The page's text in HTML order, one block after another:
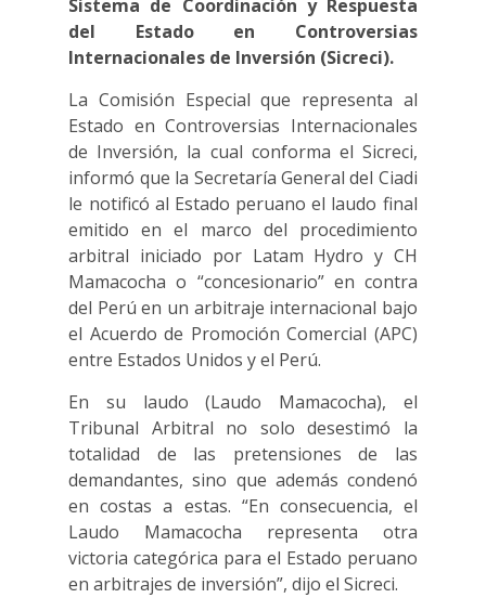
Sistema de Coordinación y Respuesta
del Estado en Controversias
Internacionales de Inversión (Sicreci).
La Comisión Especial que representa al
Estado en Controversias Internacionales
de Inversión, la cual conforma el Sicreci,
informó que la Secretaría General del Ciadi
le notificó al Estado peruano el laudo final
emitido en el marco del procedimiento
arbitral iniciado por Latam Hydro y CH
Mamacocha o “concesionario” en contra
del Perú en un arbitraje internacional bajo
el Acuerdo de Promoción Comercial (APC)
entre Estados Unidos y el Perú.
En su laudo (Laudo Mamacocha), el
Tribunal Arbitral no solo desestimó la
totalidad de las pretensiones de las
demandantes, sino que además condenó
en costas a estas. “En consecuencia, el
Laudo Mamacocha representa otra
victoria categórica para el Estado peruano
en arbitrajes de inversión”, dijo el Sicreci.